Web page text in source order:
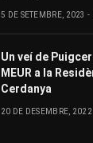
5 DE SETEMBRE, 2023
Un veí de
MEUR a la
Cerdanya
20 DE DESEMBRE,